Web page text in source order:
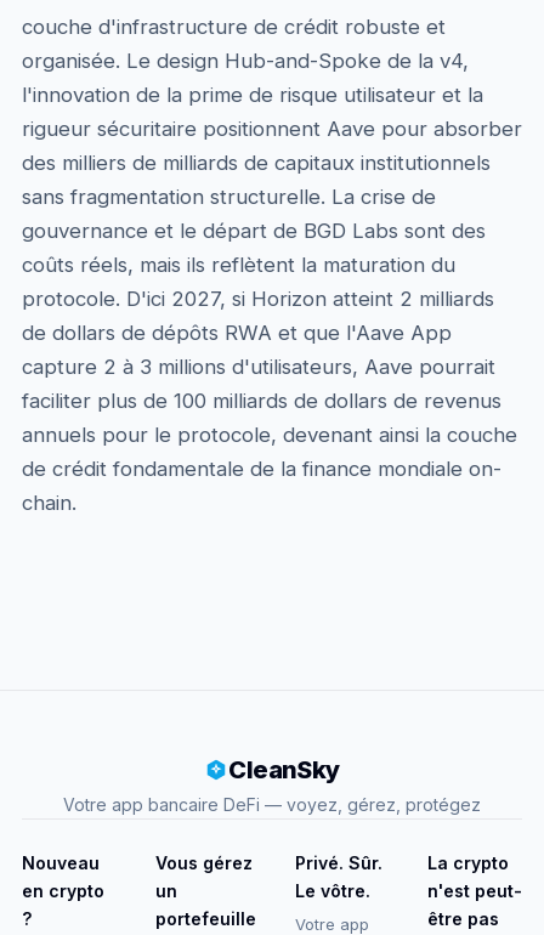
couche d'infrastructure de crédit robuste et
organisée. Le design Hub-and-Spoke de la v4,
l'innovation de la prime de risque utilisateur et la
rigueur sécuritaire positionnent Aave pour absorber
des milliers de milliards de capitaux institutionnels
sans fragmentation structurelle. La crise de
gouvernance et le départ de BGD Labs sont des
coûts réels, mais ils reflètent la maturation du
protocole. D'ici 2027, si Horizon atteint 2 milliards
de dollars de dépôts RWA et que l'Aave App
capture 2 à 3 millions d'utilisateurs, Aave pourrait
faciliter plus de 100 milliards de dollars de revenus
annuels pour le protocole, devenant ainsi la couche
de crédit fondamentale de la finance mondiale on-
chain.
CleanSky
Votre app bancaire DeFi — voyez, gérez, protégez
Nouveau
en crypto
?
Vous gérez
un
portefeuille
Privé. Sûr.
Le vôtre.
Votre app
La crypto
n'est peut-
être pas